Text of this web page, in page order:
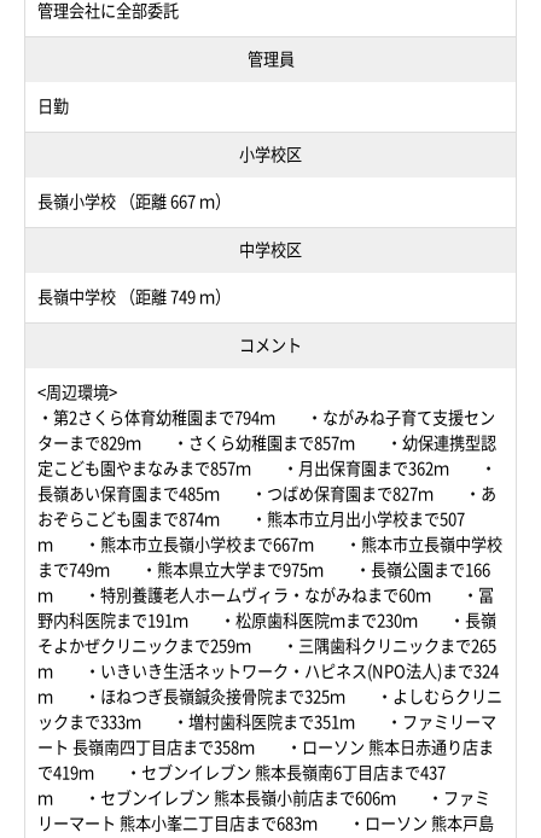
管理会社に全部委託
管理員
日勤
小学校区
長嶺小学校 （距離 667 ｍ）
中学校区
長嶺中学校 （距離 749 ｍ）
コメント
<周辺環境>
・第2さくら体育幼稚園まで794ｍ ・ながみね子育て支援セン
ターまで829ｍ ・さくら幼稚園まで857ｍ ・幼保連携型認
定こども園やまなみまで857ｍ ・月出保育園まで362ｍ ・
長嶺あい保育園まで485ｍ ・つばめ保育園まで827ｍ ・あ
おぞらこども園まで874ｍ ・熊本市立月出小学校まで507
ｍ ・熊本市立長嶺小学校まで667ｍ ・熊本市立長嶺中学校
まで749ｍ ・熊本県立大学まで975ｍ ・長嶺公園まで166
ｍ ・特別養護老人ホームヴィラ・ながみねまで60ｍ ・冨
野内科医院まで191ｍ ・松原歯科医院ｍまで230ｍ ・長嶺
そよかぜクリニックまで259ｍ ・三隅歯科クリニックまで265
ｍ ・いきいき生活ネットワーク・ハピネス(NPO法人)まで324
ｍ ・ほねつぎ長嶺鍼灸接骨院まで325ｍ ・よしむらクリニ
ックまで333ｍ ・増村歯科医院まで351ｍ ・ファミリーマ
ート 長嶺南四丁目店まで358ｍ ・ローソン 熊本日赤通り店ま
で419ｍ ・セブンイレブン 熊本長嶺南6丁目店まで437
ｍ ・セブンイレブン 熊本長嶺小前店まで606ｍ ・ファミ
リーマート 熊本小峯二丁目店まで683ｍ ・ローソン 熊本戸島